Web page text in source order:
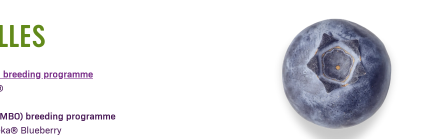
breeding programme
breeding programme
Blueberry